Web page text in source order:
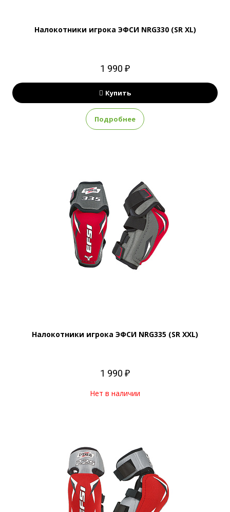
Налокотники игрока ЭФСИ NRG330 (SR XL)
1 990 ₽
Купить
Подробнее
Налокотники игрока ЭФСИ NRG335 (SR XXL)
1 990 ₽
Нет в наличии